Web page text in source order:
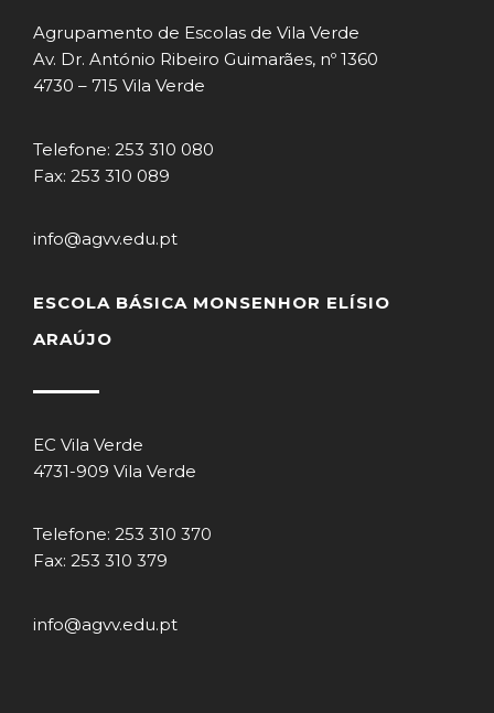
Agrupamento de Escolas de Vila Verde
Av. Dr. António Ribeiro Guimarães, nº 1360
4730 – 715 Vila Verde
Telefone: 253 310 080
Fax: 253 310 089
info@agvv.edu.pt
ESCOLA BÁSICA MONSENHOR ELÍSIO
ARAÚJO
EC Vila Verde
4731-909 Vila Verde
Telefone: 253 310 370
Fax: 253 310 379
info@agvv.edu.pt